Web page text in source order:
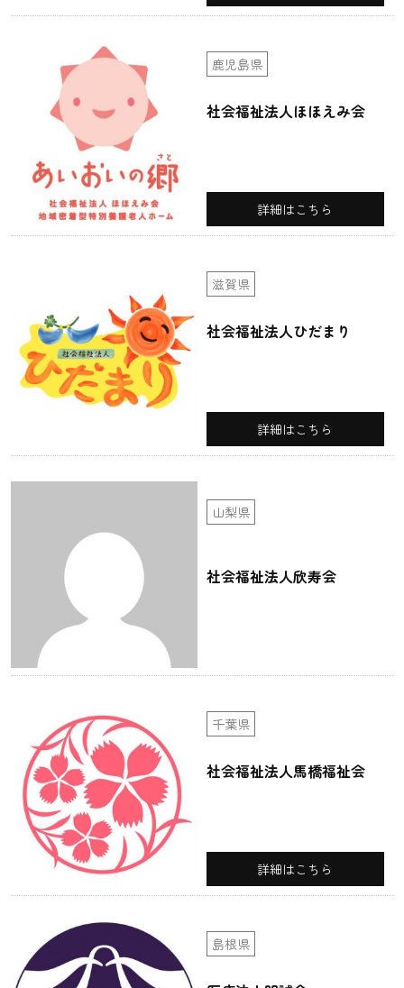
鹿児島県
社会福祉法人ほほえみ会
詳細はこちら
滋賀県
社会福祉法人ひだまり
詳細はこちら
山梨県
社会福祉法人欣寿会
千葉県
社会福祉法人馬橋福祉会
詳細はこちら
島根県